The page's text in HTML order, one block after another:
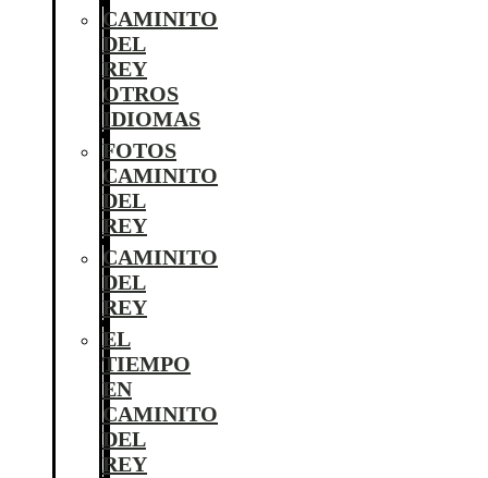
CAMINITO
DEL
REY
OTROS
IDIOMAS
FOTOS
CAMINITO
DEL
REY
CAMINITO
DEL
REY
EL
TIEMPO
EN
CAMINITO
DEL
REY